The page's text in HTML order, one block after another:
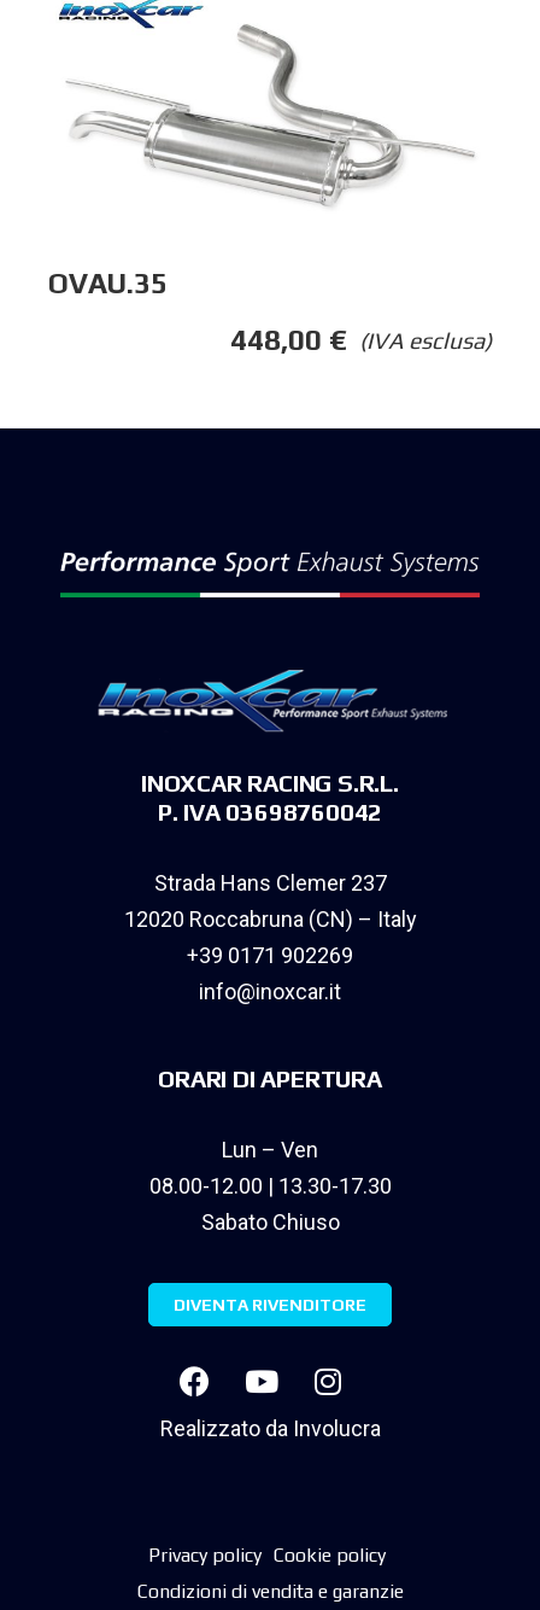
OVAU.35
(IVA esclusa)
448,00 €
INOXCAR RACING S.R.L.
P. IVA 03698760042
Strada Hans Clemer 237
12020 Roccabruna (CN) – Italy
+39 0171 902269
info@inoxcar.it
ORARI DI APERTURA
Lun – Ven
08.00-12.00 | 13.30-17.30
Sabato Chiuso
DIVENTA RIVENDITORE
Realizzato da Involucra
Privacy policy Cookie policy
Condizioni di vendita e garanzie